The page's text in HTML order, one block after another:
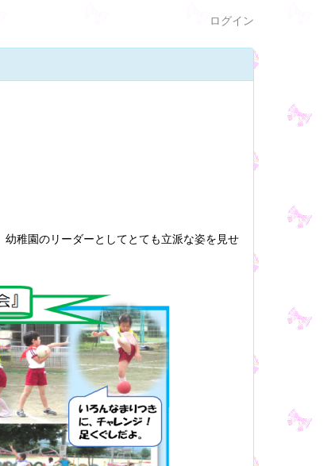
ログイン
稚園のリーダーとしてとても立派な姿を見せ